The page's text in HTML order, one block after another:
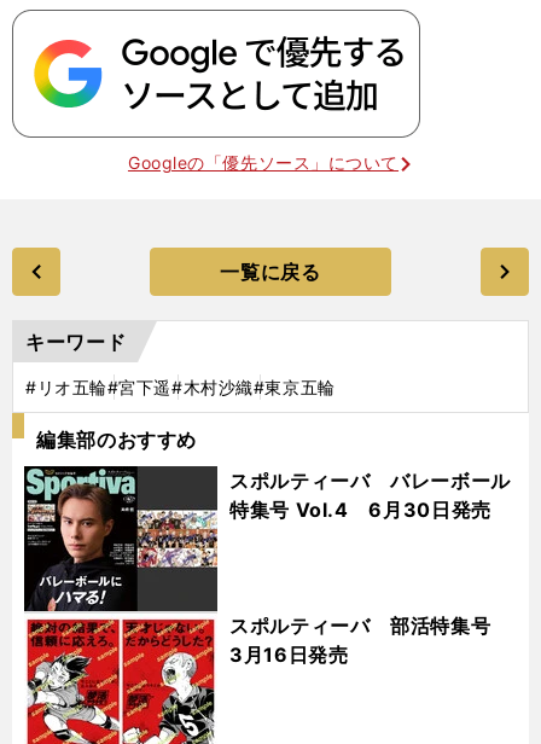
Googleの「優先ソース」について
一覧に戻る
キーワード
#リオ五輪#宮下遥#木村沙織#東京五輪
編集部のおすすめ
スポルティーバ バレーボール
特集号 Vol.4 6月30日発売
スポルティーバ 部活特集号
3月16日発売